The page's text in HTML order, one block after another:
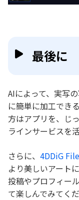
最後に
AIによって、実写
に簡単に加工でき
方はアプリを、じ
ラインサービスを
さらに、 4DDiG
より美しいアート
投稿やプロフィー
て楽しんでみてくだ